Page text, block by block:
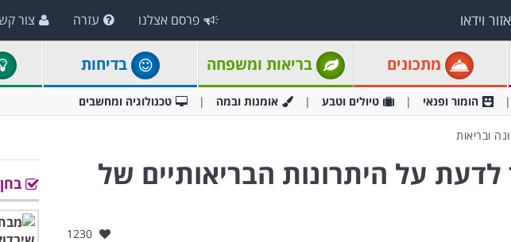
אזור וידאו פרסם אצלנו עזרה צור
מתכונים בריאות ומשפחה בדיחות
הומור ופנאי טיולים וטבע אומנות ובמה טכנולוגיה ומחשבים
ובריאות
על היתרונות הבריאותיים של
אהבו:
1230